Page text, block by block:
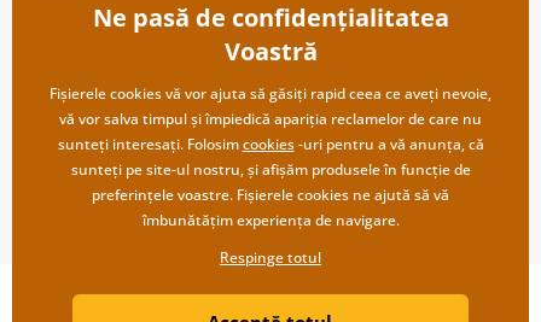
Condiții și termeni generali
Protecția datelor personale
Transport și modalități de plată
Returnare
Despre noi
Întrebări frecvente
Contacte
Cooperare angro
Copyright ©2019 © Dovido.ro.
Ne pasă de confidențialitatea
Voastră
Fișierele cookies vă vor ajuta să găsiți rapid ceea ce aveți nevoie,
vă vor salva timpul și împiedică apariția reclamelor de care nu
sunteți interesați. Folosimcookies-uri pentru a vă anunța, că
sunteți pe site-ul nostru, și afișăm produsele în funcție de
preferințele voastre. Fișierele cookies ne ajută să vă
îmbunătățim experiența de navigare.
Respinge totul